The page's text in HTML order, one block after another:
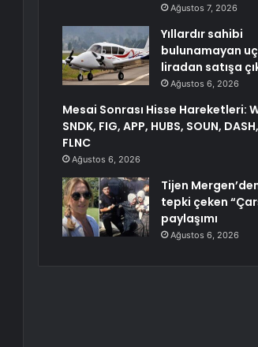
Ağustos 7, 2026
Yıllardır sahibi
bulunamayan
liradan satışa
Ağustos 6, 2026
Mesai Sonrası Hisse Hareketleri:
SNDK, FIG, APP, HUBS, SOUN,
FLNC
Ağustos 6, 2026
Tijen
tepki çeken
paylaşımı
Ağustos 6, 2026